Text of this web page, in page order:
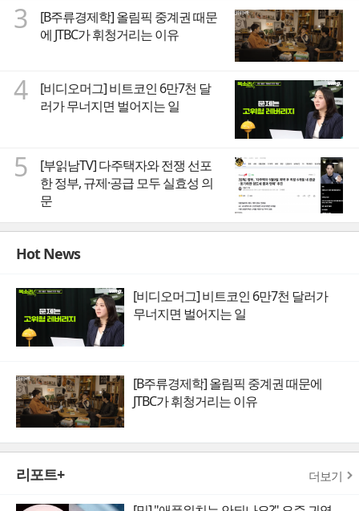
3
[B주류경제학] 올림픽 중계권 때문
에 JTBC가 휘청거리는 이유
4
[비디오머그] 비트코인 6만7천 달
러가 무너지면 벌어지는 일
5
[부읽남TV] 다주택자와 전쟁 선포
한 정부, 규제·공급 모두 실효성 의
문
Hot News
[비디오머그] 비트코인 6만7천 달러가
무너지면 벌어지는 일
[B주류경제학] 올림픽 중계권 때문에
JTBC가 휘청거리는 이유
리포트+ 더보기